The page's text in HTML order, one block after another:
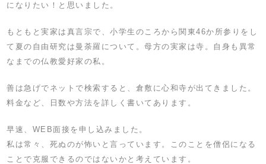
になりたい！と思いました。
もともと実家は真言宗で、小学生のころから関東46か所参りをし
て夏の自由研究は曼荼羅について。母方の実家は寺。自身も異常
なまでの仏教愛好家の私。
善は急げでネットで検索すると、倉敷に心和寺が出てきました。
料金など、日数や方法を詳しく書いてあります。
早速、WEB面接を申し込みました。
私は常々、死ぬのが怖いと言っています。このことを僧侶になる
ことで克服できるのではないかと考えています。